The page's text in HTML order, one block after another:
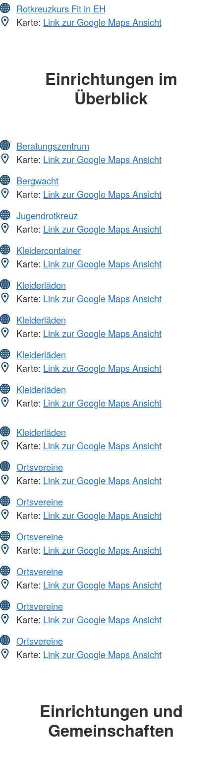
Rotkreuzkurs Fit in EH
Karte: Link zur Google Maps Ansicht
Einrichtungen im
Überblick
Beratungszentrum
Karte: Link zur Google Maps Ansicht
Bergwacht
Karte: Link zur Google Maps Ansicht
Jugendrotkreuz
Karte: Link zur Google Maps Ansicht
Kleidercontainer
Karte: Link zur Google Maps Ansicht
Kleiderläden
Karte: Link zur Google Maps Ansicht
Kleiderläden
Karte: Link zur Google Maps Ansicht
Kleiderläden
Karte: Link zur Google Maps Ansicht
Kleiderläden
Karte: Link zur Google Maps Ansicht
Kleiderläden
Karte: Link zur Google Maps Ansicht
Ortsvereine
Karte: Link zur Google Maps Ansicht
Ortsvereine
Karte: Link zur Google Maps Ansicht
Ortsvereine
Karte: Link zur Google Maps Ansicht
Ortsvereine
Karte: Link zur Google Maps Ansicht
Ortsvereine
Karte: Link zur Google Maps Ansicht
Ortsvereine
Karte: Link zur Google Maps Ansicht
Einrichtungen und
Gemeinschaften